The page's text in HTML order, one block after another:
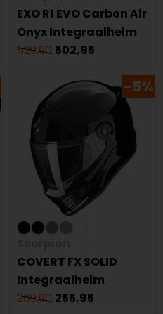
EXO R1 EVO Carbon Air
Onyx Integraalhelm
529,90 502,95
-5%
COVERT FX SOLID
Integraalhelm
269,90 255,95